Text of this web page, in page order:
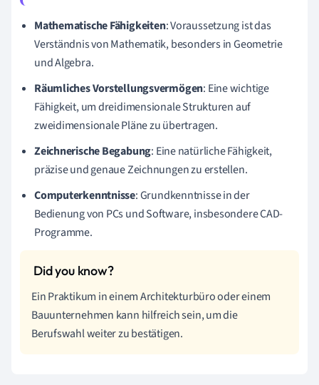
Mathematische Fähigkeiten: Voraussetzung ist das
Verständnis von Mathematik, besonders in Geometrie
und Algebra.
Räumliches Vorstellungsvermögen: Eine wichtige
Fähigkeit, um dreidimensionale Strukturen auf
zweidimensionale Pläne zu übertragen.
Zeichnerische Begabung: Eine natürliche Fähigkeit,
präzise und genaue Zeichnungen zu erstellen.
Computerkenntnisse: Grundkenntnisse in der
Bedienung von PCs und Software, insbesondere CAD-
Programme.
Ein Praktikum in einem Architekturbüro oder einem
Bauunternehmen kann hilfreich sein, um die
Berufswahl weiter zu bestätigen.